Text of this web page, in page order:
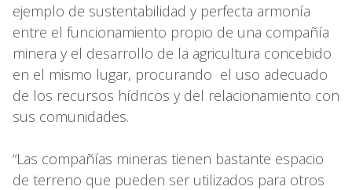
ejemplo de sustentabilidad y perfecta armonía
entre el funcionamiento propio de una compañía
minera y el desarrollo de la agricultura concebido
en el mismo lugar, procurando el uso adecuado
de los recursos hídricos y del relacionamiento con
sus comunidades.
“Las compañías mineras tienen bastante espacio
de terreno que pueden ser utilizados para otros